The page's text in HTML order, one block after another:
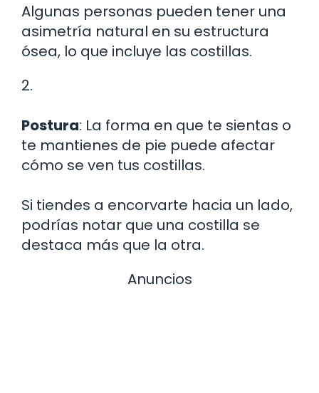
Algunas personas pueden tener una
asimetría natural en su estructura
ósea, lo que incluye las costillas.
2.
Postura: La forma en que te sientas o
te mantienes de pie puede afectar
cómo se ven tus costillas.
Si tiendes a encorvarte hacia un lado,
podrías notar que una costilla se
destaca más que la otra.
Anuncios